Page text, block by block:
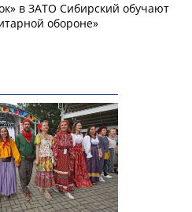
в ЗАТО Сибирский обучают
обороне»